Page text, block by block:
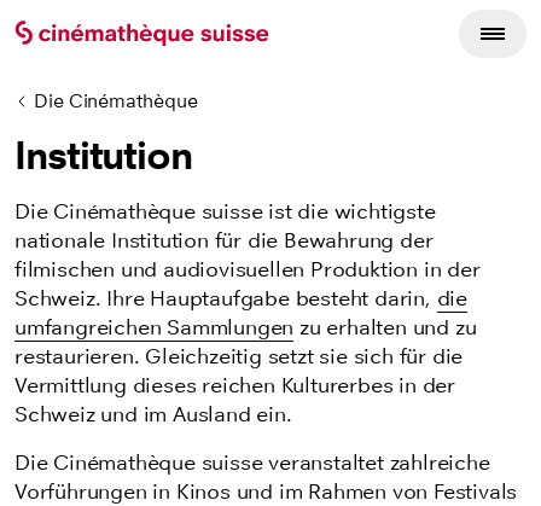
Die Cinémathèque
Institution
Die Cinémathèque suisse ist die wichtigste
nationale Institution für die Bewahrung der
filmischen und audiovisuellen Produktion in der
Schweiz. Ihre Hauptaufgabe besteht darin, die
umfangreichen Sammlungen zu erhalten und zu
restaurieren. Gleichzeitig setzt sie sich für die
Vermittlung dieses reichen Kulturerbes in der
Schweiz und im Ausland ein.
Die Cinémathèque suisse veranstaltet zahlreiche
Vorführungen in Kinos und im Rahmen von Festivals